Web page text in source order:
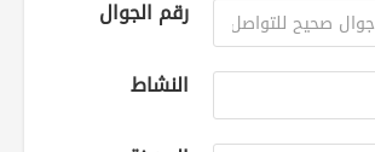
رقم الجوال
النشاط